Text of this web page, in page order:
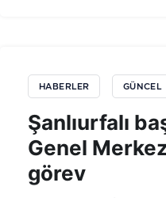
HABERLER GÜNCEL
Şanlıurfalı
Genel
görev